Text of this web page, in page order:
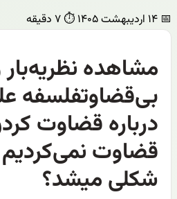
📅
⏱️
مشاهده نظریه‌بار
بی‌قضاوتفلسفه
درباره قضاوت
قضاوت نمی‌کردیم
شکلی میشد؟